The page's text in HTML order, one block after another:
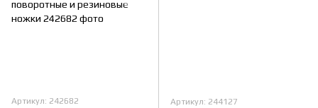
Артикул: 242682 Артикул: 244127